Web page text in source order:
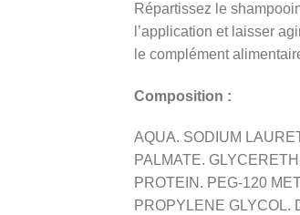
Répartissez le
l’application et laisser
le complément
Composition :
AQUA. SODIUM
PALMATE.
PROTEIN. PEG-120
PROPYLENE GLYCOL.